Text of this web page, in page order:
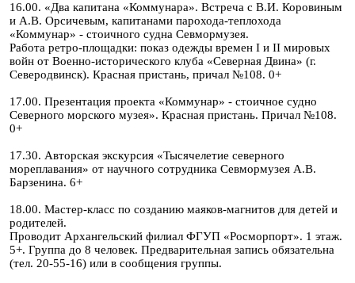
16.00. «Два капитана «Коммунара». Встреча с В.И. Коровиным
и А.В. Орсичевым, капитанами парохода-теплохода
«Коммунар» - стоичного судна Севмормузея.
Работа ретро-площадки: показ одежды времен I и II мировых
войн от Военно-исторического клуба «Северная Двина» (г.
Северодвинск). Красная пристань, причал №108. 0+
17.00. Презентация проекта «Коммунар» - стоичное судно
Северного морского музея». Красная пристань. Причал №108.
0+
17.30. Авторская экскурсия «Тысячелетие северного
мореплавания» от научного сотрудника Севмормузея А.В.
Барзенина. 6+
18.00. Мастер-класс по созданию маяков-магнитов для детей и
родителей.
Проводит Архангельский филиал ФГУП «Росморпорт». 1 этаж.
5+. Группа до 8 человек. Предварительная запись обязательна
(тел. 20-55-16) или в сообщения группы.